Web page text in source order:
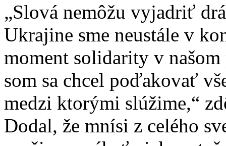
„Slová nemôžu vyjadriť
Ukrajine sme neustále v
moment solidarity v
som sa chcel poďakovať
medzi ktorými slúžime,“
Dodal, že mnísi z celého